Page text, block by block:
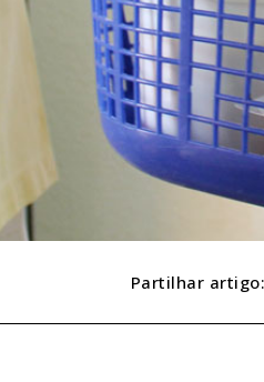
Partilhar artigo: